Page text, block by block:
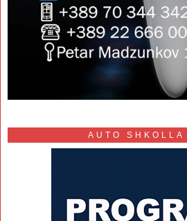
AUTO SHKOLLA